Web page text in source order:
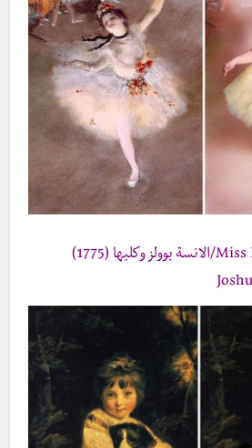
Miss Bowles and her Dog/الانسة بوولز وكلبها (1775)